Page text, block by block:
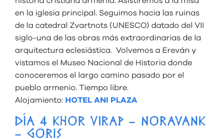
en la iglesia principal. Seguimos hacia las ruinas
de la catedral Zvartnots (UNESCO) datado del VII
siglo-una de las obras más extraordinarias de la
arquitectura eclesiástica. Volvemos a Ereván y
vistamos el Museo Nacional de Historia donde
conoceremos el largo camino pasado por el
pueblo armenio. Tiempo libre.
Alojamiento: HOTEL ANI PLAZA
DÍA 4 KHOR VIRAP – NORAVANK
– GORIS